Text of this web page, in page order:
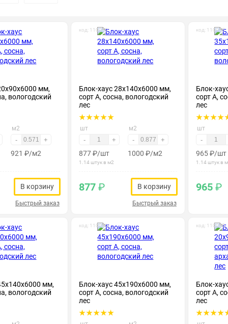
мм,
вологодский
м2
- +
921 ₽/м2
В корзину
Быстрый заказ
код: 110010
Блок-хаус 28х140х6000 мм,
сорт А, сосна, вологодский
лес
шт
- +
877₽/шт
1.14 штук в м2
м2
- +
1000 ₽/м2
877₽ В корзину
Быстрый заказ
код: 110015
Блок-
сорт А,
лес
шт
-
965₽/шт
1.14 штук в
965₽
мм,
вологодский
код: 110030
Блок-хаус 45х190х6000 мм,
сорт А, сосна, вологодский
лес
код: 110035
Блок-
сорт А,
лес